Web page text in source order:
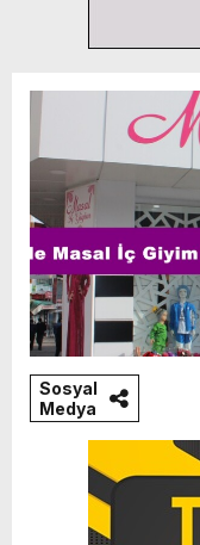
Sosyal
Medya